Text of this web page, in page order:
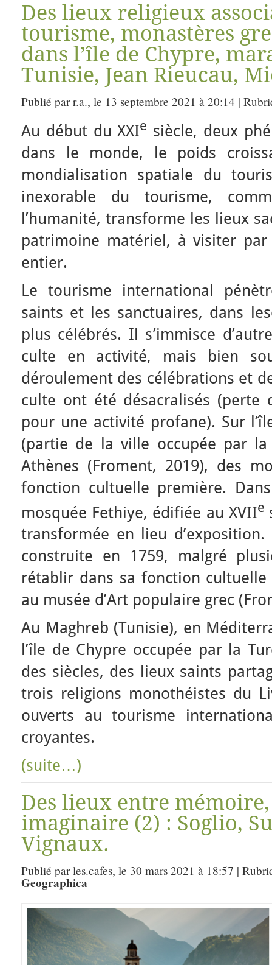
Des lieux religieux
tourisme, monastères
dans l’île de Chypre,
Tunisie, Jean Rieucau,
Publié par r.a., le 13 septembre 2021 à 20:14 |
Au début du XXIe siècle, deux
dans le monde, le poids
mondialisation spatiale du
inexorable du tourisme,
l’humanité, transforme les lieux
patrimoine matériel, à visiter
entier.
Le tourisme international
saints et les sanctuaires, dans
plus célébrés. Il s’immisce
culte en activité, mais bien
déroulement des célébrations et
culte ont été désacralisés (perte
pour une activité profane). Sur
(partie de la ville occupée par la
Athènes (Froment, 2019), des
fonction cultuelle première.
mosquée Fethiye, édifiée au XVIIe
transformée en lieu d’exposition.
construite en 1759, malgré
rétablir dans sa fonction cultuelle
au musée d’Art populaire grec
Au Maghreb (Tunisie), en
l’île de Chypre occupée par la
des siècles, des lieux saints
trois religions monothéistes du
ouverts au tourisme
croyantes.
(suite…)
Des lieux entre
imaginaire (2) : Soglio,
Vignaux.
Publié par les.cafes, le 30 mars 2021 à 18:57 |
Geographica